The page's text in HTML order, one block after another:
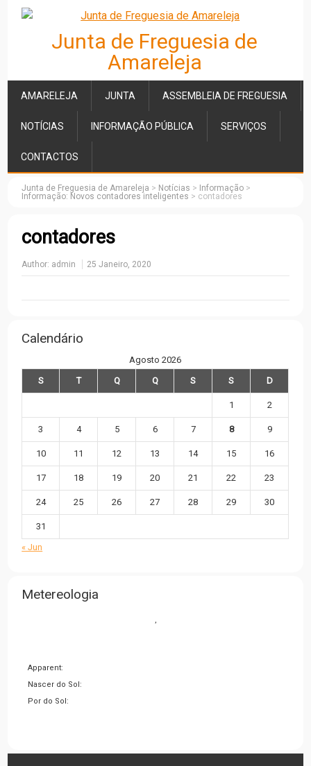
Junta de Freguesia de
Amareleja
AMARELEJA JUNTA ASSEMBLEIA DE FREGUESIA
NOTÍCIAS INFORMAÇÃO PÚBLICA SERVIÇOS
CONTACTOS
Junta de Freguesia de Amareleja > Notícias > Informação >
Informação: Novos contadores inteligentes > contadores
contadores
Author: admin 25 Janeiro, 2020
Calendário
Agosto 2026
S
T Q Q S S D
1 2
3 4 5 6 7 8 9
10 11 12 13 14 15 16
17 18 19 20 21 22 23
24 25 26 27 28 29 30
31
« Jun
Metereologia
,
Apparent:
Nascer do Sol:
Por do Sol: